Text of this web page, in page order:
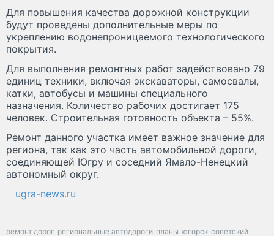
Для повышения качества дорожной конструкции
будут проведены дополнительные меры по
укреплению водонепроницаемого технологического
покрытия.
Для выполнения ремонтных работ задействовано 79
единиц техники, включая экскаваторы, самосвалы,
катки, автобусы и машины специального
назначения. Количество рабочих достигает 175
человек. Строительная готовность объекта – 55%.
Ремонт данного участка имеет важное значение для
региона, так как это часть автомобильной дороги,
соединяющей Югру и соседний Ямало-Ненецкий
автономный округ.
ugra-news.ru
ремонт дорог региональные автодороги планы югорск советский